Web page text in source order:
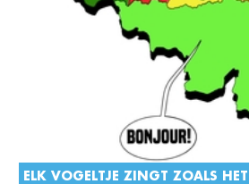
ELK VOGELTJE ZINGT ZOALS